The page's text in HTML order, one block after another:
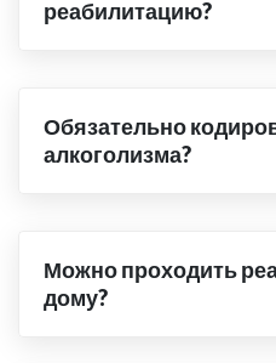
реабилитацию?
Обязательно
алкоголизма?
Можно проходить
дому?